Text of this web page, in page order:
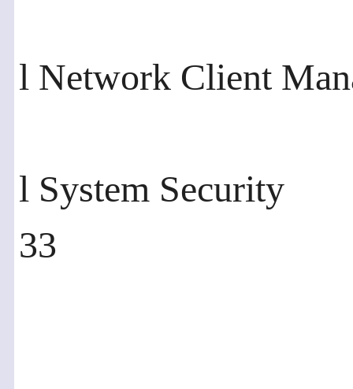
l Network Client
l System Security
33